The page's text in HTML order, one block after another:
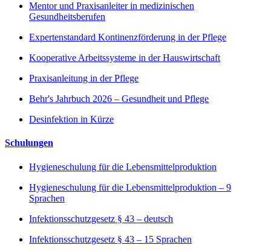
Mentor und Praxisanleiter in medizinischen
Gesundheitsberufen
Expertenstandard Kontinenzförderung in der Pflege
Kooperative Arbeitssysteme in der Hauswirtschaft
Praxisanleitung in der Pflege
Behr's Jahrbuch 2026 – Gesundheit und Pflege
Desinfektion in Kürze
Schulungen
Hygieneschulung für die Lebensmittelproduktion
Hygieneschulung für die Lebensmittelproduktion – 9
Sprachen
Infektionsschutzgesetz § 43 – deutsch
Infektionsschutzgesetz § 43 – 15 Sprachen